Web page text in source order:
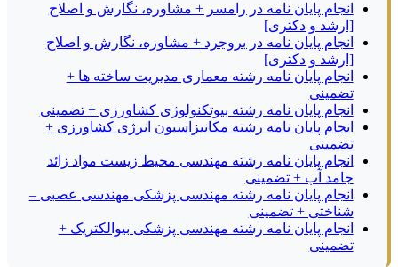
انجام پایان نامه در رامسر + مشاوره، نگارش و اصلاح
[ارشد و دکتری]
انجام پایان نامه در بروجرد + مشاوره، نگارش و اصلاح
[ارشد و دکتری]
انجام پایان نامه رشته معماری مدیریت ساخته ها +
تضمینی
انجام پایان نامه رشته بیوتکنولوژی کشاورزی + تضمینی
انجام پایان نامه رشته مکانیزاسیون انرژی کشاورزی +
تضمینی
انجام پایان نامه رشته مهندسی محیط زیست مواد زائد
جامد آب + تضمینی
انجام پایان نامه رشته مهندسی پزشکی مهندسی عصبی –
شناختی + تضمینی
انجام پایان نامه رشته مهندسی پزشکی بیوالکتریک +
تضمینی